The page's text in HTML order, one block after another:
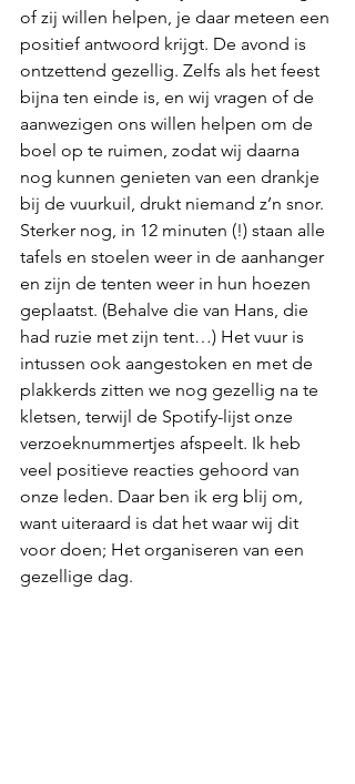
of zij willen helpen, je daar meteen een
positief antwoord krijgt. De avond is
ontzettend gezellig. Zelfs als het feest
bijna ten einde is, en wij vragen of de
aanwezigen ons willen helpen om de
boel op te ruimen, zodat wij daarna
nog kunnen genieten van een drankje
bij de vuurkuil, drukt niemand z’n snor.
Sterker nog, in 12 minuten (!) staan alle
tafels en stoelen weer in de aanhanger
en zijn de tenten weer in hun hoezen
geplaatst. (Behalve die van Hans, die
had ruzie met zijn tent…) Het vuur is
intussen ook aangestoken en met de
plakkerds zitten we nog gezellig na te
kletsen, terwijl de Spotify-lijst onze
verzoeknummertjes afspeelt. Ik heb
veel positieve reacties gehoord van
onze leden. Daar ben ik erg blij om,
want uiteraard is dat het waar wij dit
voor doen; Het organiseren van een
gezellige dag.